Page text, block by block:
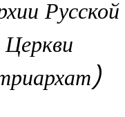
Русской